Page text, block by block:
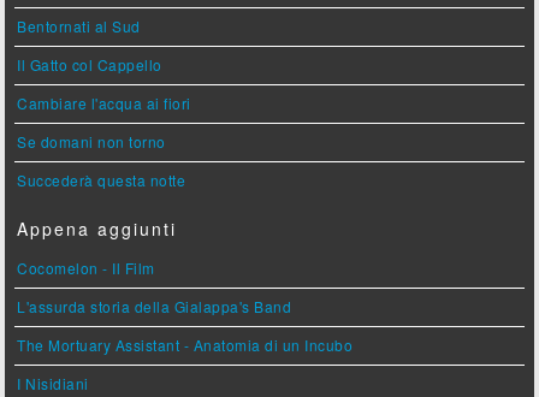
Bentornati al Sud
Il Gatto col Cappello
Cambiare l'acqua ai fiori
Se domani non torno
Succederà questa notte
Appena aggiunti
Cocomelon - Il Film
L'assurda storia della Gialappa's Band
The Mortuary Assistant - Anatomia di un Incubo
I Nisidiani